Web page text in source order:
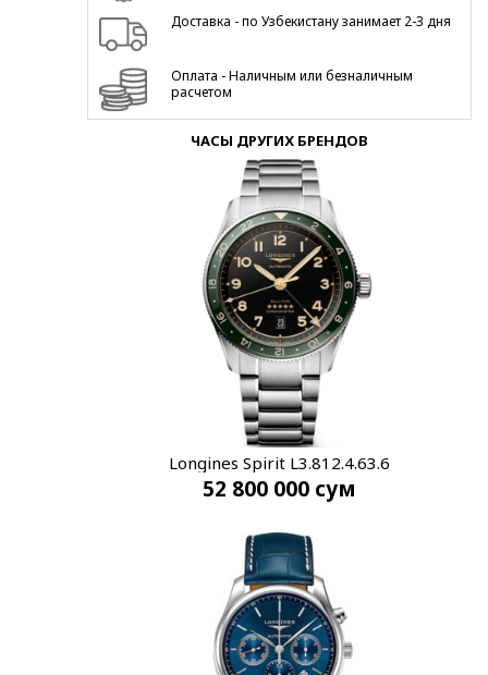
Доставка - по Узбекистану занимает 2-3 дня
Оплата - Наличным или безналичным
расчетом
ЧАСЫ ДРУГИХ БРЕНДОВ
Longines Spirit L3.812.4.63.6
52 800 000 сум